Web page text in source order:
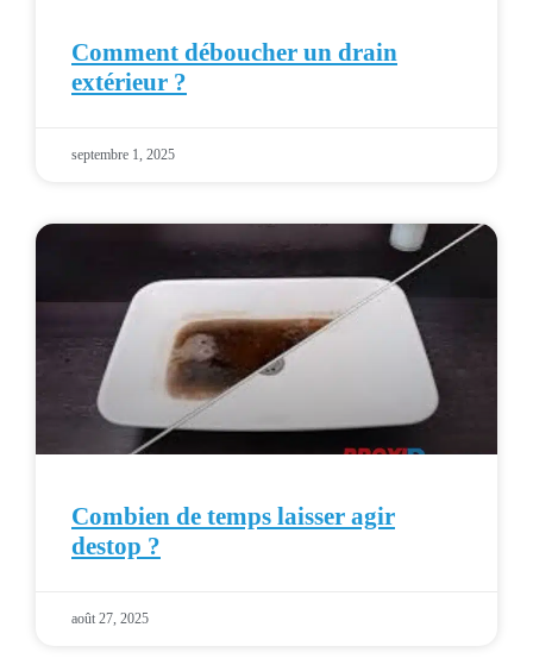
Comment déboucher un drain
extérieur ?
septembre 1, 2025
Combien de temps laisser agir
destop ?
août 27, 2025